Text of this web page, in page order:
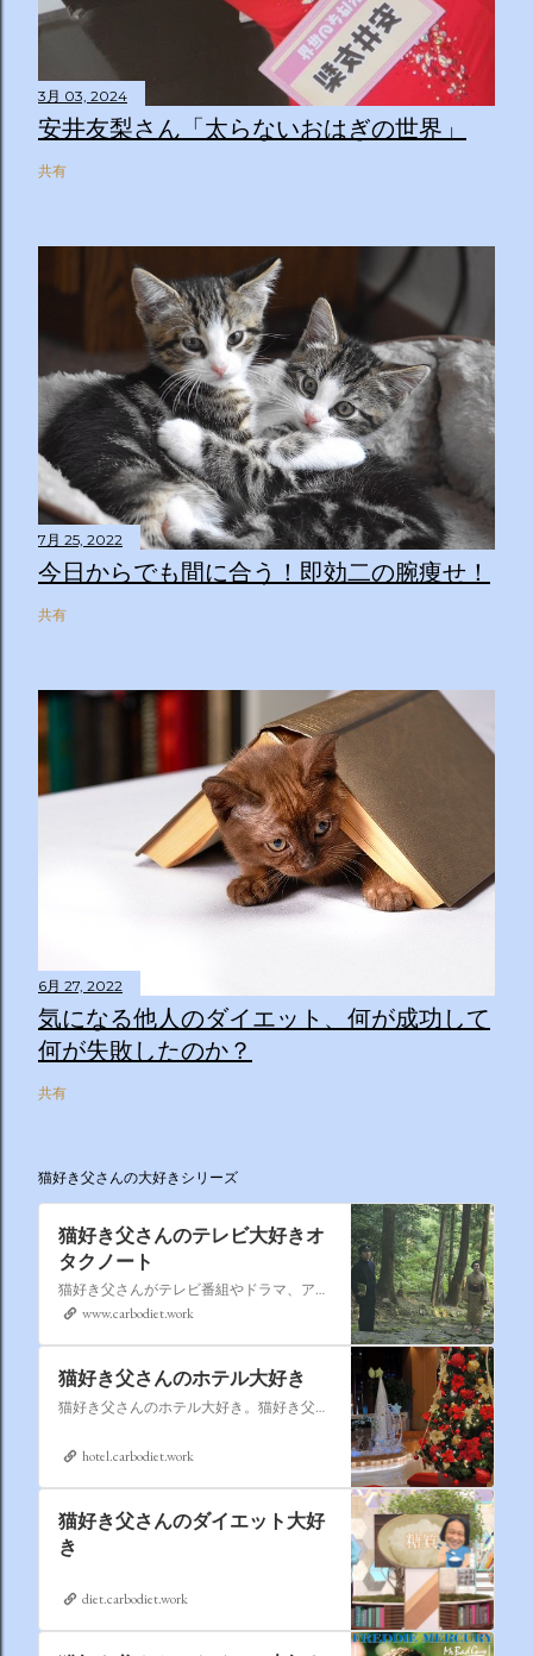
3月 03, 2024
安井友梨さん「太らないおはぎの世界」
共有
7月 25, 2022
今日からでも間に合う！即効二の腕痩せ！
共有
6月 27, 2022
気になる他人のダイエット、何が成功して
何が失敗したのか？
共有
猫好き父さんの大好きシリーズ
猫好き父さんのテレビ大好きオ
タクノート
猫好き父さんがテレビ番組やドラマ、アニメ、特撮ヒーロー,そしてダイエットについて書いたブログです。
www.carbodiet.work
猫好き父さんのホテル大好き
猫好き父さんのホテル大好き。猫好き父さんが宿泊したホテルの情報を徒然なるままに書いていきます。
hotel.carbodiet.work
猫好き父さんのダイエット大好
き
diet.carbodiet.work